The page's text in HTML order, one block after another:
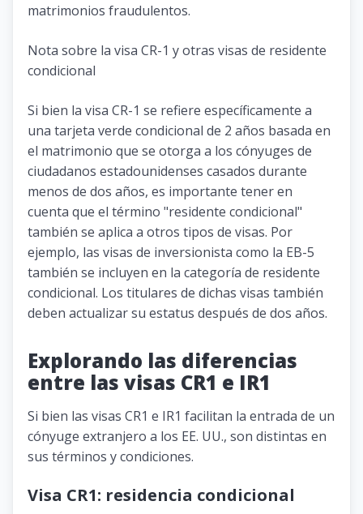
matrimonios fraudulentos.
Nota sobre la visa CR-1 y otras visas de residente
condicional
Si bien la visa CR-1 se refiere específicamente a
una tarjeta verde condicional de 2 años basada en
el matrimonio que se otorga a los cónyuges de
ciudadanos estadounidenses casados ​​durante
menos de dos años, es importante tener en
cuenta que el término "residente condicional"
también se aplica a otros tipos de visas. Por
ejemplo, las visas de inversionista como la EB-5
también se incluyen en la categoría de residente
condicional. Los titulares de dichas visas también
deben actualizar su estatus después de dos años.
Explorando las diferencias
entre las visas CR1 e IR1
Si bien las visas CR1 e IR1 facilitan la entrada de un
cónyuge extranjero a los EE. UU., son distintas en
sus términos y condiciones.
Visa CR1: residencia condicional